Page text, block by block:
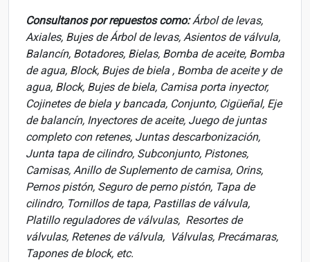
Consultanos por repuestos como:Árbol de levas,
Axiales, Bujes de Árbol de levas, Asientos de válvula,
Balancín, Botadores, Bielas, Bomba de aceite, Bomba
de agua, Block, Bujes de biela , Bomba de aceite y de
agua, Block, Bujes de biela, Camisa porta inyector,
Cojinetes de biela y bancada, Conjunto, Cigüeñal, Eje
de balancín, Inyectores de aceite, Juego de juntas
completo con retenes, Juntas descarbonización,
Junta tapa de cilindro, Subconjunto, Pistones,
Camisas, Anillo de Suplemento de camisa, Orins,
Pernos pistón, Seguro de perno pistón, Tapa de
cilindro, Tornillos de tapa, Pastillas de válvula,
Platillo reguladores de válvulas, Resortes de
válvulas, Retenes de válvula, Válvulas, Precámaras,
Tapones de block, etc.